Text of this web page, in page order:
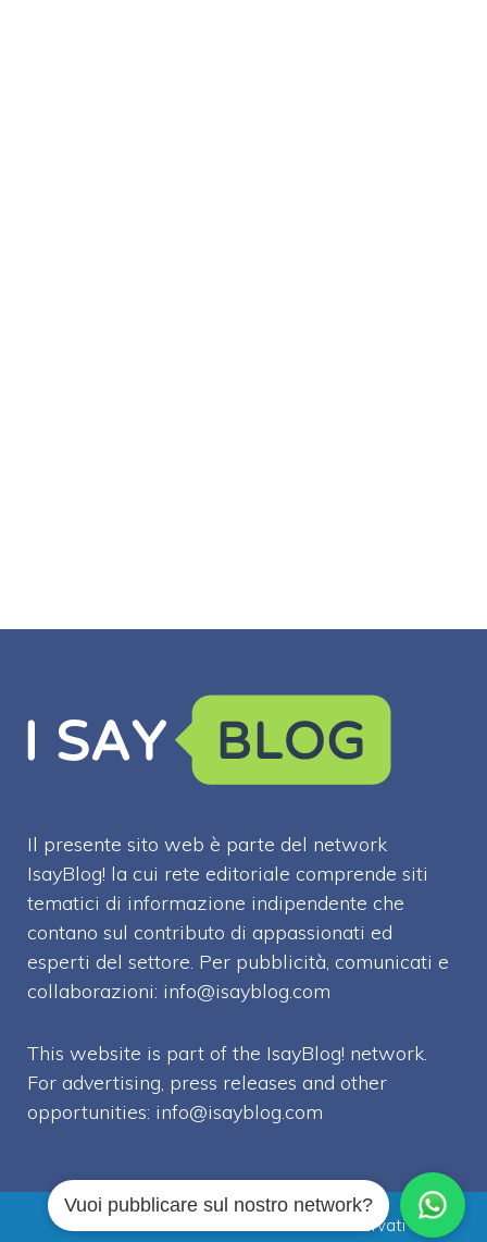
Il presente sito web è parte del network
IsayBlog! la cui rete editoriale comprende siti
tematici di informazione indipendente che
contano sul contributo di appassionati ed
esperti del settore. Per pubblicità, comunicati e
collaborazioni: info@isayblog.com
This website is part of the IsayBlog! network.
For advertising, press releases and other
opportunities: info@isayblog.com
Attualissimo.it © 2026 Tutti i diritti riservati
Vuoi pubblicare sul nostro network?